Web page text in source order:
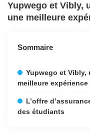
Yupwego et Vibly,
une meilleure
Sommaire
Yupwego et
meilleure
L’offre
des étudiants